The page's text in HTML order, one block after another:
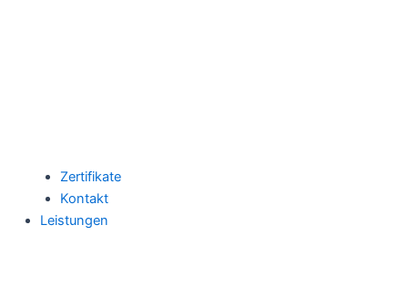
Zertifikate
Kontakt
Leistungen